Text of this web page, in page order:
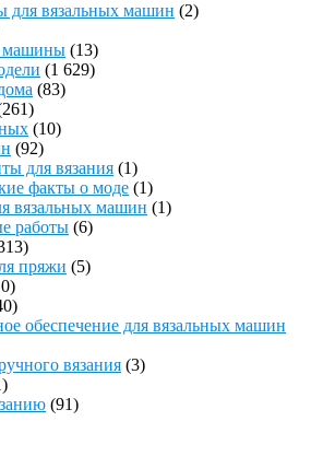
для вязальных машин (2)
машины (13)
(1 629)
(83)
(10)
(92)
для вязания (1)
факты о моде (1)
вязальных машин (1)
работы (6)
пряжи (5)
обеспечение для вязальных машин
вязания (3)
(91)